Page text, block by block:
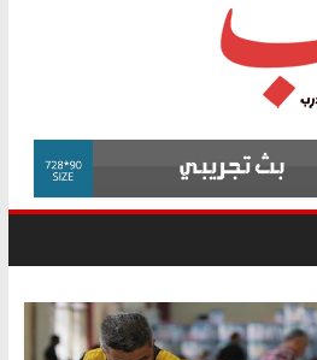
سليمان يكتب: القطاع الصحي إلى
الشعبي يطلق لجنة “الحق
بالإسكندرية لرصد الانتهاكات
المرضى
لمدينة الصحفيين.. وانتهاء أعمال
المبنى الإداري
القومي لحقوق الإنسان يعلن
قضية الدكتور محمد زهران.. ويؤكد:
البراءة وضمانات المحاكمة العادلة